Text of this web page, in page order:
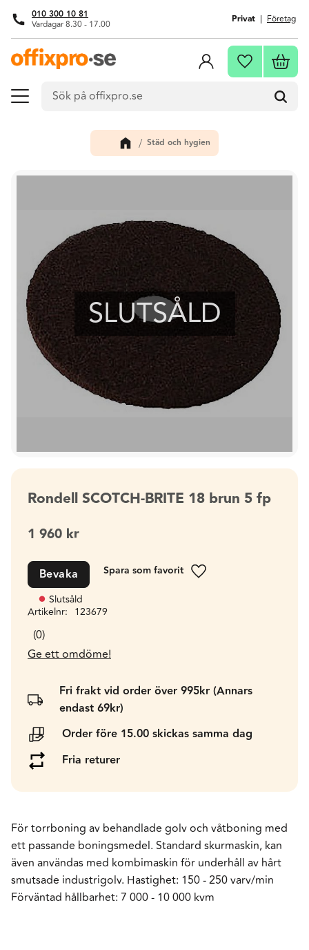
Meny
010 300 10 81
Vardagar 8.30 - 17.00 Privat Företag
Favoriter
Städ och hygien
SLUTSÅLD
Rondell SCOTCH-BRITE 18 brun 5 fp
1 960 kr
Lägg till i favoriter
Bevaka
Slutsåld
Artikelnr
123679
0
Ge ett omdöme!
Fri frakt vid order över 995kr (Annars
endast 69kr)
Order före 15.00 skickas samma dag
Fria returer
För torrboning av behandlade golv och våtboning med
ett passande boningsmedel. Standard skurmaskin, kan
även användas med kombimaskin för underhåll av hårt
smutsade industrigolv. Hastighet: 150 - 250 varv/min
Förväntad hållbarhet: 7 000 - 10 000 kvm